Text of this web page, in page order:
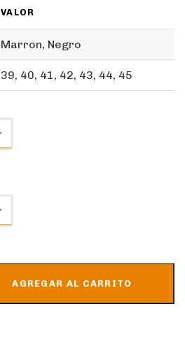
VALOR
Marron, Negro
39, 40, 41, 42, 43, 44, 45
AGREGAR AL CARRITO